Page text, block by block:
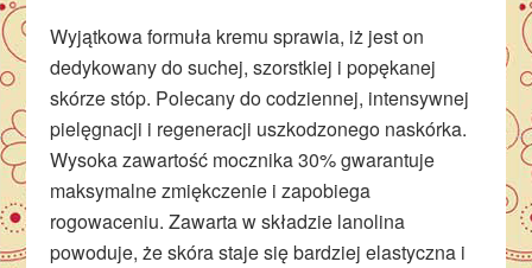
Wyjątkowa formuła kremu sprawia, iż jest on
dedykowany do suchej, szorstkiej i popękanej
skórze stóp. Polecany do codziennej, intensywnej
pielęgnacji i regeneracji uszkodzonego naskórka.
Wysoka zawartość mocznika 30% gwarantuje
maksymalne zmiękczenie i zapobiega
rogowaceniu. Zawarta w składzie lanolina
powoduje, że skóra staje się bardziej elastyczna i